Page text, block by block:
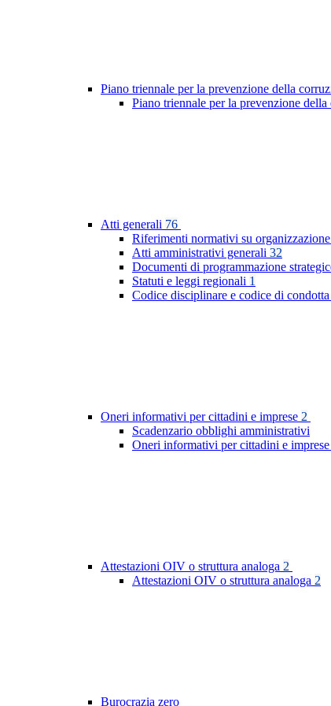
Piano triennale per la prevenzione della
Piano triennale per la prevenzione
Atti generali 76
Riferimenti normativi su
Atti amministrativi generali 32
Documenti di programmazione
Statuti e leggi regionali 1
Codice disciplinare e codice di condotta
Oneri informativi per cittadini e imprese 2
Scadenzario obblighi amministrativi
Oneri informativi per cittadini e imprese
Attestazioni OIV o struttura analoga 2
Attestazioni OIV o struttura analoga 2
Burocrazia zero